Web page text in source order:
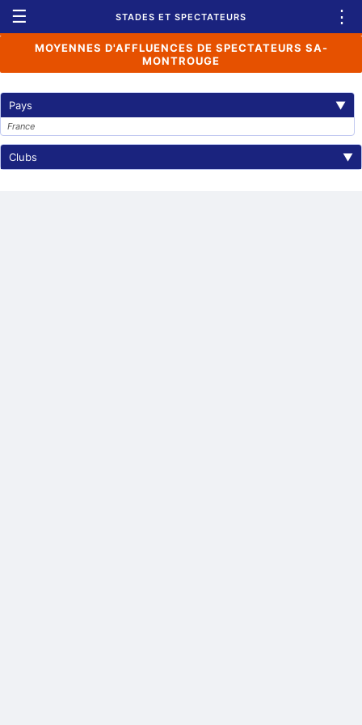
☰ STADES ET SPECTATEURS ⋮
MOYENNES D'AFFLUENCES DE SPECTATEURS SA-
MONTROUGE
Pays ▼
France
Clubs ▼